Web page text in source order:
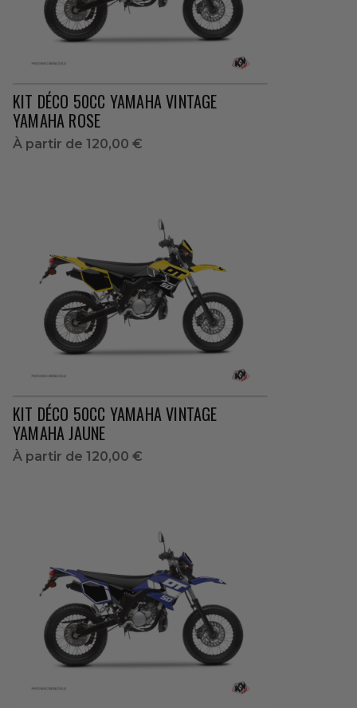
KIT DÉCO 50CC YAMAHA VINTAGE
YAMAHA ROSE
À partir de 120,00 €
KIT DÉCO 50CC YAMAHA VINTAGE
YAMAHA JAUNE
À partir de 120,00 €